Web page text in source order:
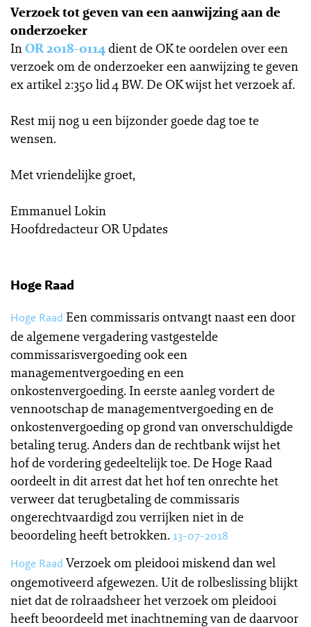
Verzoek tot geven van een aanwijzing aan de
onderzoeker
InOR 2018-0114dient de OK te oordelen over een
verzoek om de onderzoeker een aanwijzing te geven
ex artikel 2:350 lid 4 BW. De OK wijst het verzoek af.
Rest mij nog u een bijzonder goede dag toe te
wensen.
Met vriendelijke groet,
Emmanuel Lokin
Hoofdredacteur OR Updates
Hoge Raad
Hoge Raad Een commissaris ontvangt naast een door
de algemene vergadering vastgestelde
commissarisvergoeding ook een
managementvergoeding en een
onkostenvergoeding. In eerste aanleg vordert de
vennootschap de managementvergoeding en de
onkostenvergoeding op grond van onverschuldigde
betaling terug. Anders dan de rechtbank wijst het
hof de vordering gedeeltelijk toe. De Hoge Raad
oordeelt in dit arrest dat het hof ten onrechte het
verweer dat terugbetaling de commissaris
ongerechtvaardigd zou verrijken niet in de
beoordeling heeft betrokken. 13-07-2018
Hoge Raad Verzoek om pleidooi miskend dan wel
ongemotiveerd afgewezen. Uit de rolbeslissing blijkt
niet dat de rolraadsheer het verzoek om pleidooi
heeft beoordeeld met inachtneming van de daarvoor